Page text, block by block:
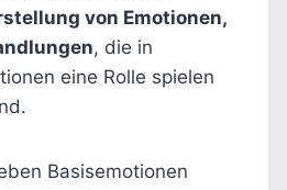
von Emotionen,
, die in
eine Rolle spielen
Basisemotionen